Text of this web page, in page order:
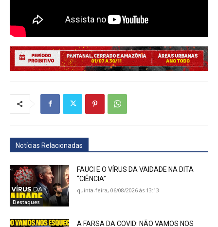
Notícias Relacionadas
Destaques
FAUCI E O VÍRUS DA VAIDADE NA DITA
“CIÊNCIA”
quinta-feira, 06/08/2026 ás 13:13
A FARSA DA COVID: NÃO VAMOS NOS